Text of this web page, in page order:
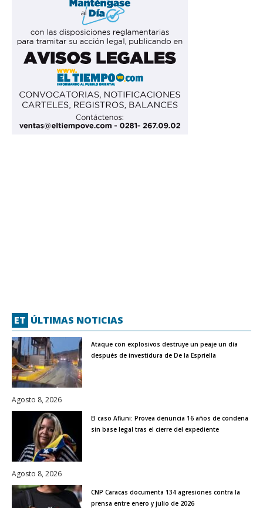
ET ÚLTIMAS NOTICIAS
Ataque con explosivos destruye un peaje un día
después de investidura de De la Espriella
Agosto 8, 2026
El caso Afiuni: Provea denuncia 16 años de condena
sin base legal tras el cierre del expediente
Agosto 8, 2026
CNP Caracas documenta 134 agresiones contra la
prensa entre enero y julio de 2026